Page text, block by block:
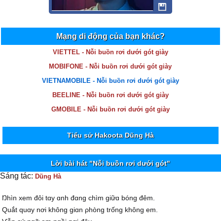
Mạng di động của bạn khác?
VIETTEL - Nỗi buồn rơi dưới gót giày
MOBIFONE - Nỗi buồn rơi dưới gót giày
VIETNAMOBILE - Nỗi buồn rơi dưới gót giày
BEELINE - Nỗi buồn rơi dưới gót giày
GMOBILE - Nỗi buồn rơi dưới gót giày
Tiểu sử Hakoota Dũng Hà
Lời bài hát "Nỗi buồn rơi dưới gót"
Sáng tác: Dũng Hà
Ŋhìn xem đôi tɑу ɑnh đɑng chìm giữɑ bóng đêm.
Quắt quɑу nơi không giɑn ρhòng trống không em.